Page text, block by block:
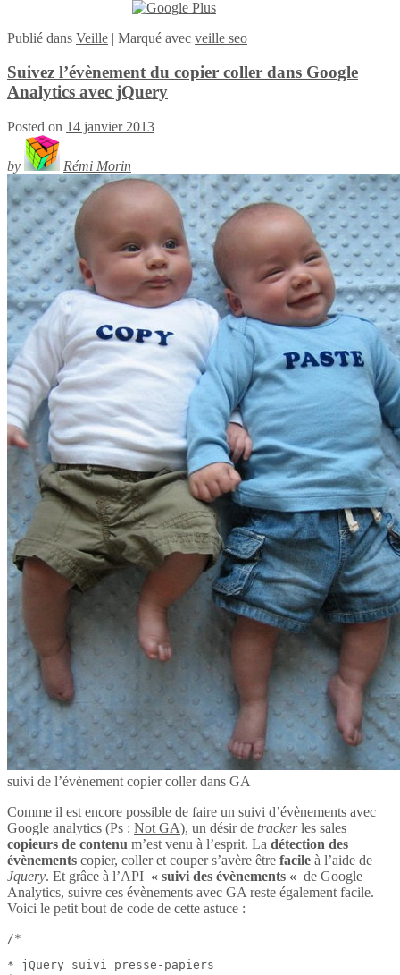
Publié dans Veille | Marqué avec veille seo
Suivez l’évènement du copier coller dans Google
Analytics avec jQuery
Posted on 14 janvier 2013
by Rémi Morin
suivi de l’évènement copier coller dans GA
Comme il est encore possible de faire un suivi d’évènements avec
Google analytics (Ps : Not GA), un désir de trackerles sales
copieurs de contenu m’est venu à l’esprit. La détection des
évènements copier, coller et couper s’avère être facile à l’aide de
Jquery. Et grâce à l’API « suivi des évènements « de Google
Analytics, suivre ces évènements avec GA reste également facile.
Voici le petit bout de code de cette astuce :
/*
* jQuery suivi presse-papiers